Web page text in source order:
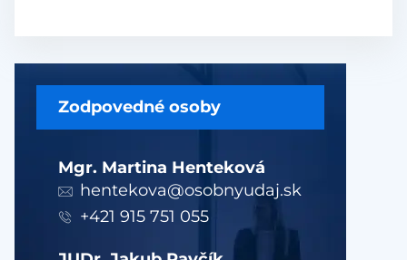
Zodpovedné osoby
Mgr. Martina Henteková
hentekova@osobnyudaj.sk
+421 915 751 055